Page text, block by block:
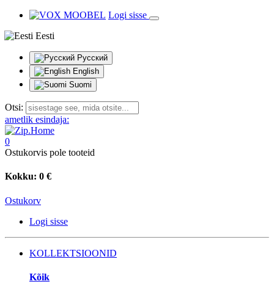
Logi sisse
Eesti
Русский
English
Suomi
Otsi:
ametlik esindaja:
0
Ostukorvis pole tooteid
Kokku: 0 €
Ostukorv
Logi sisse
KOLLEKTSIOONID
Kõik